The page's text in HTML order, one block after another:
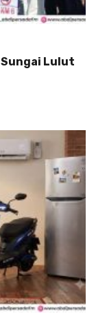
Sungai Lulut